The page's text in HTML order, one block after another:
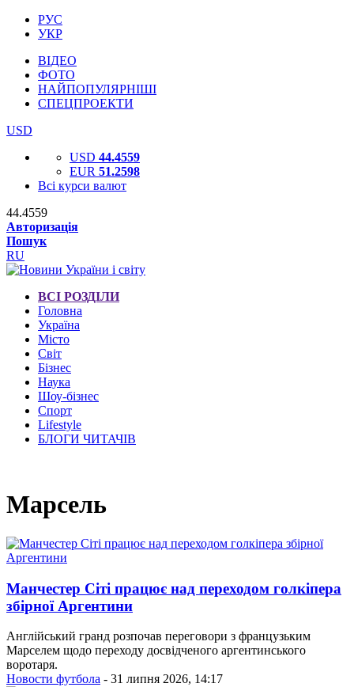
РУС
УКР
ВІДЕО
ФОТО
НАЙПОПУЛЯРНІШІ
СПЕЦПРОЕКТИ
USD
USD 44.4559
EUR 51.2598
Всі курси валют
44.4559
Авторизація
Пошук
RU
ВСІ РОЗДІЛИ
Головна
Україна
Місто
Світ
Бізнес
Наука
Шоу-бізнес
Спорт
Lifestyle
БЛОГИ ЧИТАЧІВ
Марсель
Манчестер Сіті працює над переходом голкіпера
збірної Аргентини
Англійський гранд розпочав переговори з французьким
Марселем щодо переходу досвідченого аргентинського
воротаря.
Новости футбола - 31 липня 2026, 14:17